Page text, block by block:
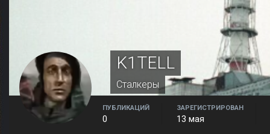
K1TELL
Сталкеры
ПУБЛИКАЦИЙ
0
ЗАРЕГИСТРИРОВАН
13 мая